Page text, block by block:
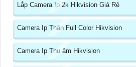
Lắp Camera Ip 2k Hikvision Giá Rẻ
Camera Ip Thân Full Color Hikvision
Camera Ip Thu âm Hikvision